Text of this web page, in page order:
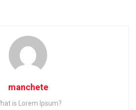
manchete
is Lorem Ipsum?